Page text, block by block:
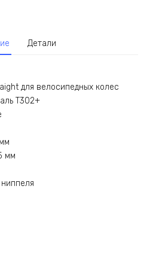
Детали
для велосипедных колес
T302+
мм